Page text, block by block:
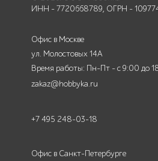
ИНН - 7720668789, ОГРН -
Офис в Москве
ул. Молостовых 14А
Время работы: Пн-Пт - с 9:00 до
zakaz@hobbyka.ru
+7 495 248-03-18
Офис в Санкт-Петербурге